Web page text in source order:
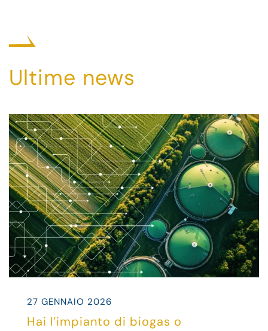
Ultime news
27 GENNAIO 2026
Hai l’impianto di biogas o